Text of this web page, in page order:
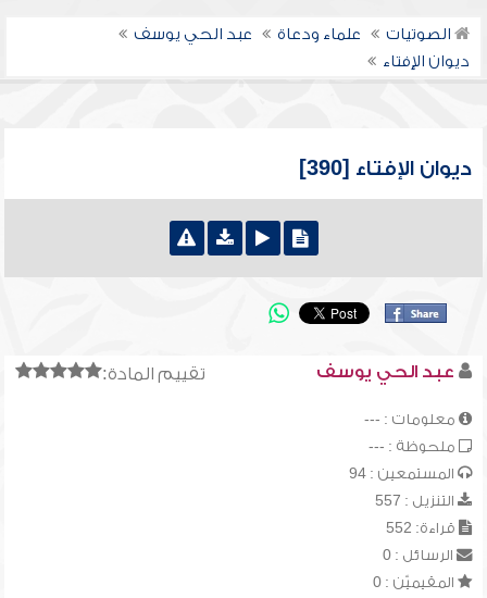
الصوتيات علماء ودعاة
عبد الحي يوسف
ديوان الإفتاء
ديوان الإفتاء [390]
تقييم المادة: عبد الحي يوسف
معلومات : ---
ملحوظة : ---
المستمعين : 94
التنزيل : 557
قراءة: 552
الرسائل : 0
المقيميّن : 0